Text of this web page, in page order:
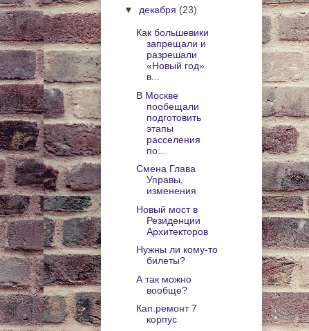
▼ декабря (23)
Как большевики
запрещали и
разрешали
«Новый год»
в...
В Москве
пообещали
подготовить
этапы
расселения
по...
Смена Глава
Управы,
изменения
Новый мост в
Резиденции
Архитекторов
Нужны ли кому-то
билеты?
А так можно
вообще?
Кап.ремонт 7
корпус